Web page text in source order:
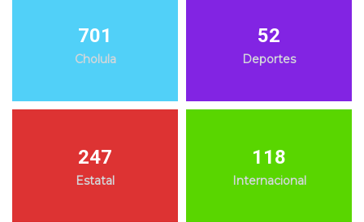
701
Cholula
52
Deportes
247
Estatal
118
Internacional